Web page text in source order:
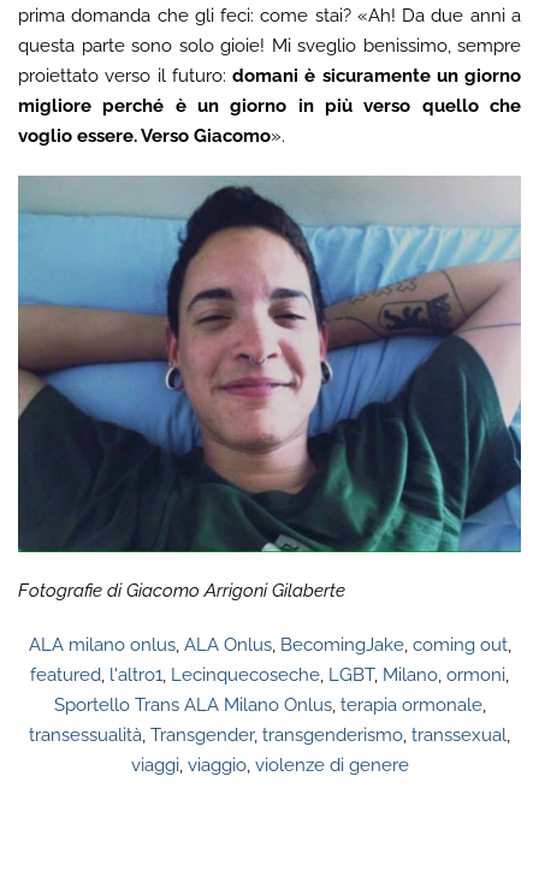
prima domanda che gli feci: come stai? «Ah! Da due anni a
questa parte sono solo gioie! Mi sveglio benissimo, sempre
proiettato verso il futuro: domani è sicuramente un giorno
migliore perché è un giorno in più verso quello che
voglio essere. Verso Giacomo».
Fotografie di Giacomo Arrigoni Gilaberte
ALA milano onlus, ALA Onlus, BecomingJake, coming out,
featured, l'altro1, Lecinquecoseche, LGBT, Milano, ormoni,
Sportello Trans ALA Milano Onlus, terapia ormonale,
transessualità, Transgender, transgenderismo, transsexual,
viaggi, viaggio, violenze di genere